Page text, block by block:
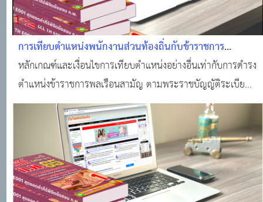
การเทียบตำแหน่งพนักงานส่วนท้องถิ่นกับข้าราชการ
พลเรือนสามัญ
หลักเกณฑ์และเงื่อนไขการเทียบตำแหน่งอย่างอื่นเท่ากับการดำรง
ตำแหน่งข้าราชการพลเรือนสามัญ ตามพระราชบัญญัติระเบียบ
ข้าราชการพลเรือน พ ศ 2551